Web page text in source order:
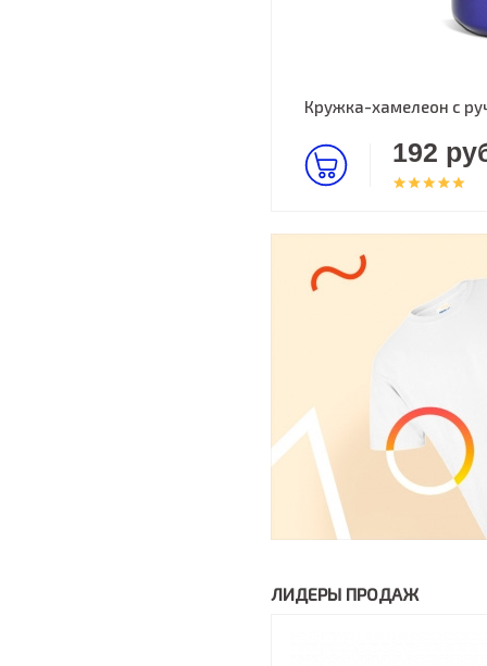
Кружка-хамелеон с
192
ЛИДЕРЫ ПРОДАЖ